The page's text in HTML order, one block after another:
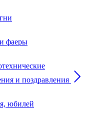
фаеры
и поздравления
юбилей